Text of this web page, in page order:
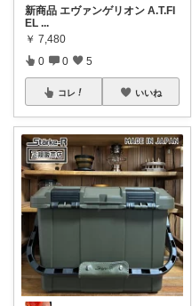
新商品 エヴァンゲリオン A.T.FI
EL ...
￥ 7,480
0 0 5
コレ いいね